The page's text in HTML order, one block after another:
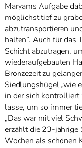
Maryams Aufgabe
möglichst tief zu
abzutransportieren
halten“. Auch für das
Schicht abzutragen,
wiederaufgebauten
Bronzezeit zu
Siedlungshügel „wie
in der sich kontrolliert
lasse, um so immer
„Das war mit viel
erzählt die 23-jährige
Wochen als schönen